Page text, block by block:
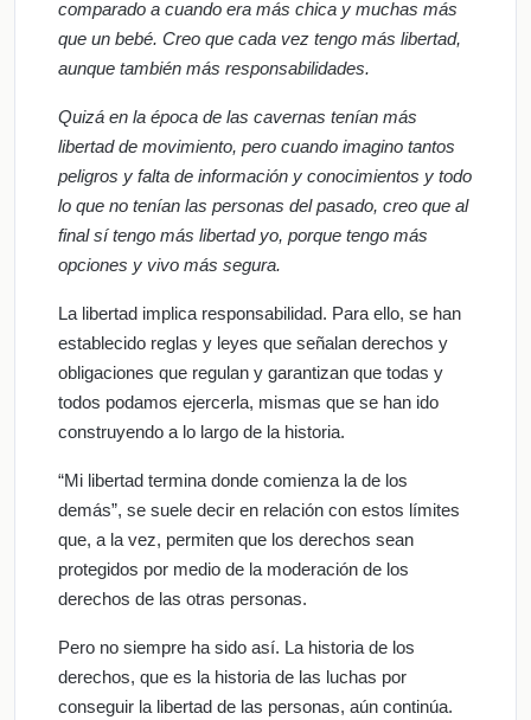
comparado a cuando era más chica y muchas más
que un bebé. Creo que cada vez tengo más libertad,
aunque también más responsabilidades.
Quizá en la época de las cavernas tenían más
libertad de movimiento, pero cuando imagino tantos
peligros y falta de información y conocimientos y todo
lo que no tenían las personas del pasado, creo que al
final sí tengo más libertad yo, porque tengo más
opciones y vivo más segura.
La libertad implica responsabilidad. Para ello, se han
establecido reglas y leyes que señalan derechos y
obligaciones que regulan y garantizan que todas y
todos podamos ejercerla, mismas que se han ido
construyendo a lo largo de la historia.
“Mi libertad termina donde comienza la de los
demás”, se suele decir en relación con estos límites
que, a la vez, permiten que los derechos sean
protegidos por medio de la moderación de los
derechos de las otras personas.
Pero no siempre ha sido así. La historia de los
derechos, que es la historia de las luchas por
conseguir la libertad de las personas, aún continúa.